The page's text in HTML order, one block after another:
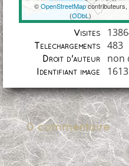
Coordonnées
©OpenStreetMapcontributeurs,
(ODbL)
Visites
Téléchargements 483
Droit d'auteur non
Identifiant image 1613
0 commentaire